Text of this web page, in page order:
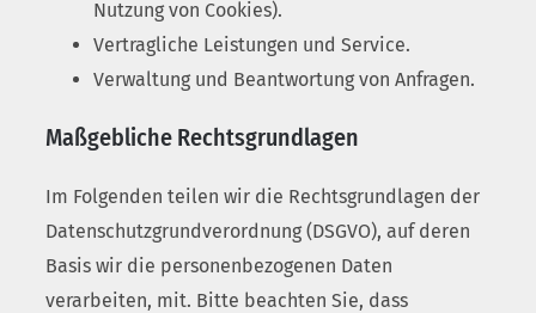
Nutzung von Cookies).
Vertragliche Leistungen und Service.
Verwaltung und Beantwortung von Anfragen.
Maßgebliche Rechtsgrundlagen
Im Folgenden teilen wir die Rechtsgrundlagen der
Datenschutzgrundverordnung (DSGVO), auf deren
Basis wir die personenbezogenen Daten
verarbeiten, mit. Bitte beachten Sie, dass